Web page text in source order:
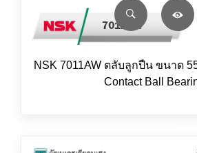
NSK 7011AW ตลับลูกปืน ขนาด
Contact Ball